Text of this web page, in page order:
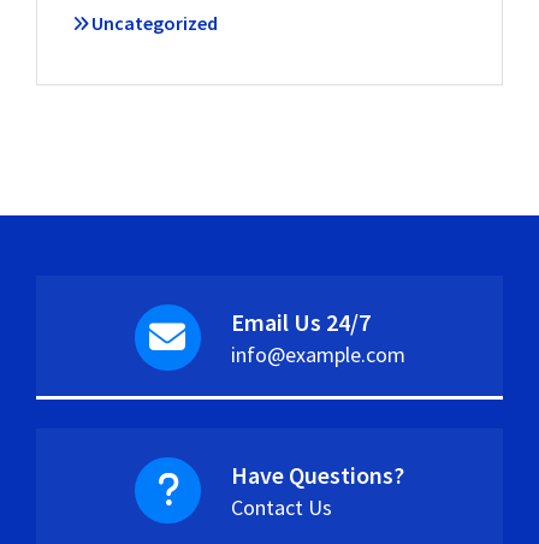
Uncategorized
Email Us 24/7
info@example.com
Have Questions?
Contact Us